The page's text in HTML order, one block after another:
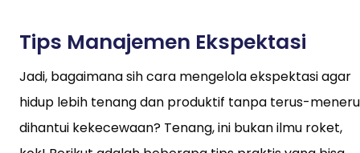
Tips Manajemen Ekspektasi
Jadi, bagaimana sih cara mengelola ekspektasi agar
hidup lebih tenang dan produktif tanpa terus-
dihantui kekecewaan? Tenang, ini bukan ilmu roket,